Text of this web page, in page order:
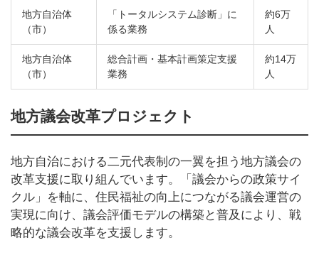
地方自治体
（市）
「トータルシステム診断」に
係る業務
約6万
人
地方自治体
（市）
総合計画・基本計画策定支援
業務
約14万
人
地方議会改革プロジェクト
地方自治における二元代表制の一翼を担う地方議会の
改革支援に取り組んでいます。「議会からの政策サイ
クル」を軸に、住民福祉の向上につながる議会運営の
実現に向け、議会評価モデルの構築と普及により、戦
略的な議会改革を支援します。